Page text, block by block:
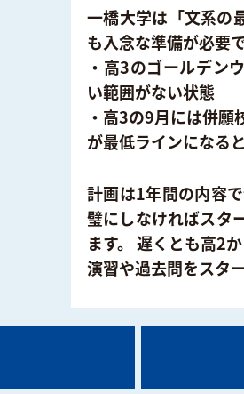
一橋大学は「文系の
も入念な準備が必要
・高3のゴールデン
い範囲がない状態
・高3の9月には併願
が最低ラインになる
計画は1年間の内容
璧にしなければスタ
ます。 遅くとも高2
演習や過去問をスタ